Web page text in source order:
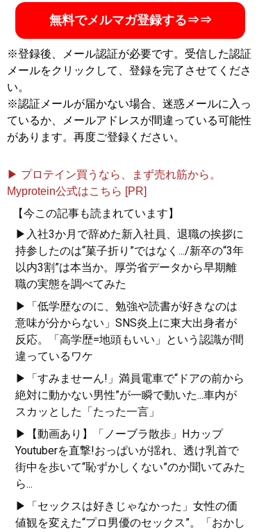
無料でメルマガ登録する⇒⇒
※登録後、メール認証が必要です。受信した認証
メールをクリックして、登録を完了させてくださ
い。
※認証メールが届かない場合、迷惑メールに入っ
ているか、メールアドレスが間違っている可能性
があります。再度ご登録ください。
▶ プロテイン買うなら、まず売れ筋から。
Myprotein公式はこちら [PR]
【今この記事も読まれています】
▶入社3か月で辞めた新入社員、退職の挨拶に
持参したのは“菓子折り”ではなく.../新卒の“3年
以内3割”は本当か。厚労省データから早期離
職の実態を調べてみた
▶「低学歴なのに、勉強や読書が好きなのは
意味が分からない」SNS炎上に東大出身者が
反応。「高学歴=地頭もいい」という認識が間
違っているワケ
▶「すみませーん!」満員電車で“ドアの前から
絶対に動かない男性”が一瞬で動いた...車内が
スカッとした「たった一言」
▶【動画あり】「ノーブラ散歩」Hカップ
Youtuberを直撃!おっぱいが揺れ、透け乳首で
街中を歩いて“恥ずかしくない”のか聞いてみた
ら...
▶「セックスは好きじゃなかった」女性の価
値観を変えた“プロ男優のセックス”。「おかし